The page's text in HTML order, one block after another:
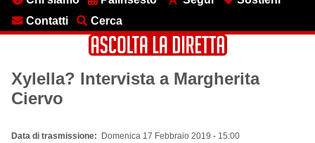
Contatti
Cerca
Xylella? Intervista a Margherita
Ciervo
Data di trasmissione Domenica 17 Febbraio 2019 - 15:00